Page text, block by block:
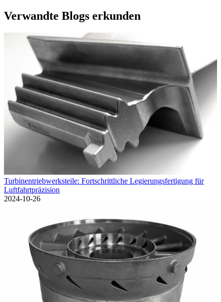
Verwandte Blogs erkunden
Turbinentriebwerksteile: Fortschrittliche Legierungsfertigung für
Luftfahrtpräzision
2024-10-26